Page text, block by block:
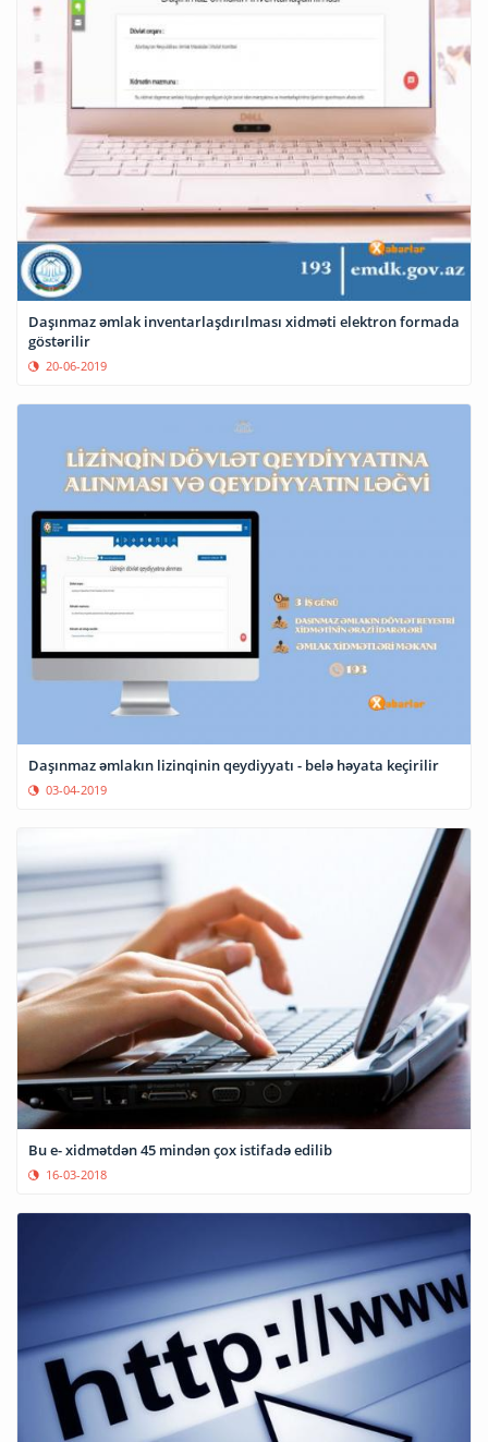
Daşınmaz əmlak inventarlaşdırılması xidməti elektron formada
göstərilir
20-06-2019
Daşınmaz əmlakın lizinqinin qeydiyyatı - belə həyata keçirilir
03-04-2019
Bu e- xidmətdən 45 mindən çox istifadə edilib
16-03-2018